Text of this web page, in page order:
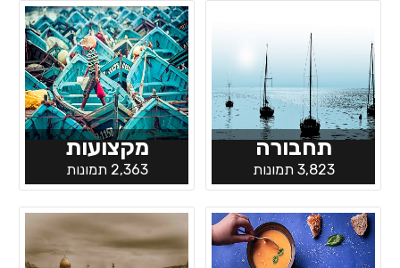
תחבורה
3,823 תמונות
מקצועות
2,363 תמונות